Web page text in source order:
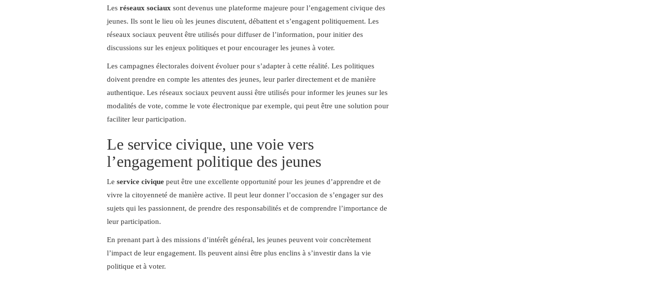
Les réseaux sociaux sont devenus une plateforme majeure pour l’engagement civique des
jeunes. Ils sont le lieu où les jeunes discutent, débattent et s’engagent politiquement. Les
réseaux sociaux peuvent être utilisés pour diffuser de l’information, pour initier des
discussions sur les enjeux politiques et pour encourager les jeunes à voter.
Les campagnes électorales doivent évoluer pour s’adapter à cette réalité. Les politiques
doivent prendre en compte les attentes des jeunes, leur parler directement et de manière
authentique. Les réseaux sociaux peuvent aussi être utilisés pour informer les jeunes sur les
modalités de vote, comme le vote électronique par exemple, qui peut être une solution pour
faciliter leur participation.
Le service civique, une voie vers
l’engagement politique des jeunes
Le service civique peut être une excellente opportunité pour les jeunes d’apprendre et de
vivre la citoyenneté de manière active. Il peut leur donner l’occasion de s’engager sur des
sujets qui les passionnent, de prendre des responsabilités et de comprendre l’importance de
leur participation.
En prenant part à des missions d’intérêt général, les jeunes peuvent voir concrètement
l’impact de leur engagement. Ils peuvent ainsi être plus enclins à s’investir dans la vie
politique et à voter.